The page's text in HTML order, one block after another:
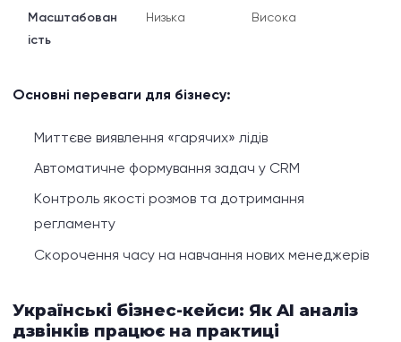
Масштабован
ість
Низька Висока
Основні переваги для бізнесу:
Миттєве виявлення «гарячих» лідів
Автоматичне формування задач у CRM
Контроль якості розмов та дотримання
регламенту
Скорочення часу на навчання нових менеджерів
Українські бізнес-кейси: Як AI аналіз
дзвінків працює на практиці